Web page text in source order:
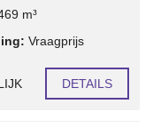
m³
Vraagprijs
DETAILS